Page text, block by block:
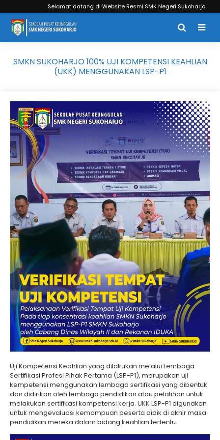
Selamat datang di Website Resmi SMK Negeri Sukoharjo
SMKN SUKOHARJO 100% UJI KOMPETENSI KEAHLIAN
(UKK) MENGGUNAKAN LSP-P1
Uji Kompetensi Keahlian yang dilakukan melalui Lembaga
Sertifikasi Profesi Pihak Pertama (LSP-P1), merupakan uji
kempetensi menggunakan lembaga sertifikasi yang dibentuk
dan didirikan oleh lembaga pendidikan atau pelatihan untuk
melakukan sertifikasi kompetensi kerja. UKK LSP-P1 digunakan
untuk mengevaluasi kemampuan peserta didik di akhir masa
pendidikan mereka dalam bidang keahlian tertentu.